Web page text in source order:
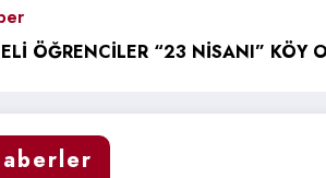
ÖĞRENCİLER “23 NİSANI” KÖY